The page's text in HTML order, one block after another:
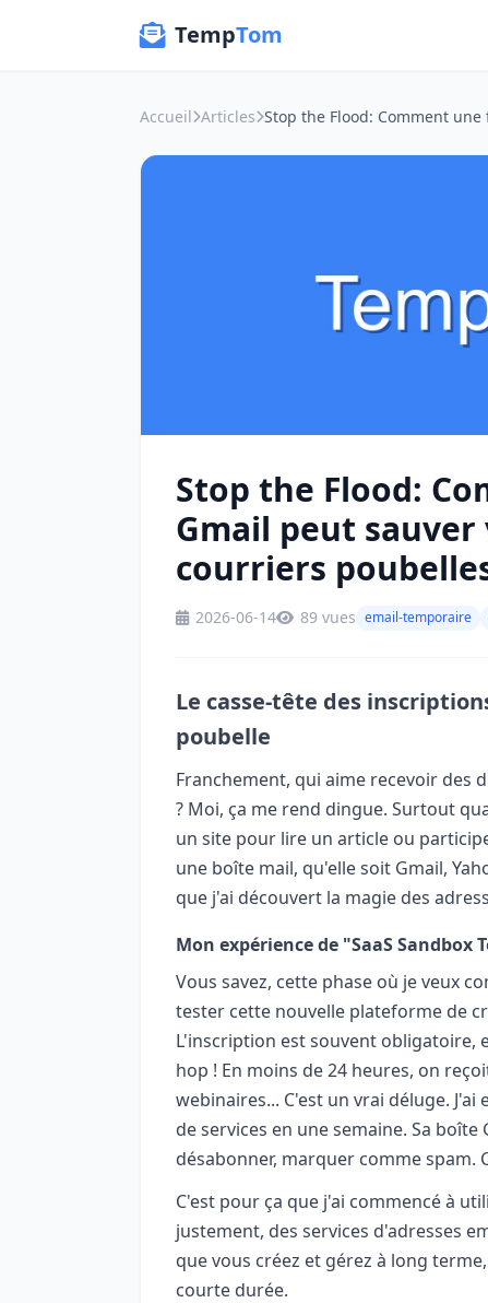
TempTom
Accueil Articles
Stop the Flood:
Gmail peut
courriers
2026-06-14 89 vues email-temporaire
Le casse-tête des
poubelle
Franchement, qui aime recevoir des
? Moi, ça me rend dingue. Surtout
un site pour lire un article ou
une boîte mail, qu'elle soit Gmail,
que j'ai découvert la magie des
Mon expérience de "SaaS Sandbox
Vous savez, cette phase où je veux
tester cette nouvelle plateforme de
L'inscription est souvent obligatoire,
hop ! En moins de 24 heures, on
webinaires... C'est un vrai déluge.
de services en une semaine. Sa
désabonner, marquer comme spam.
C'est pour ça que j'ai commencé à
justement, des services d'adresses
que vous créez et gérez à long
courte durée.